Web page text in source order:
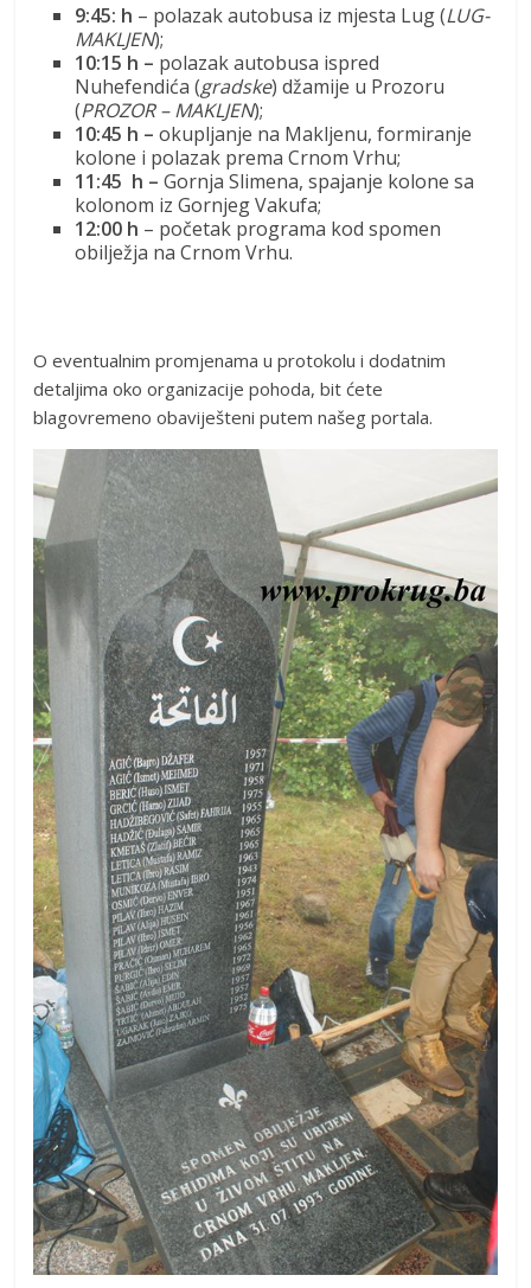
9:45: h – polazak autobusa iz mjesta Lug (LUG-
MAKLJEN);
10:15 h – polazak autobusa ispred
Nuhefendića (gradske) džamije u Prozoru
(PROZOR – MAKLJEN);
10:45 h –okupljanje na Makljenu, formiranje
kolone i polazak prema Crnom Vrhu;
11:45 h –Gornja Slimena, spajanje kolone sa
kolonom iz Gornjeg Vakufa;
12:00 h – početak programa kod spomen
obilježja na Crnom Vrhu.
O eventualnim promjenama u protokolu i dodatnim
detaljima oko organizacije pohoda, bit ćete
blagovremeno obaviješteni putem našeg portala.